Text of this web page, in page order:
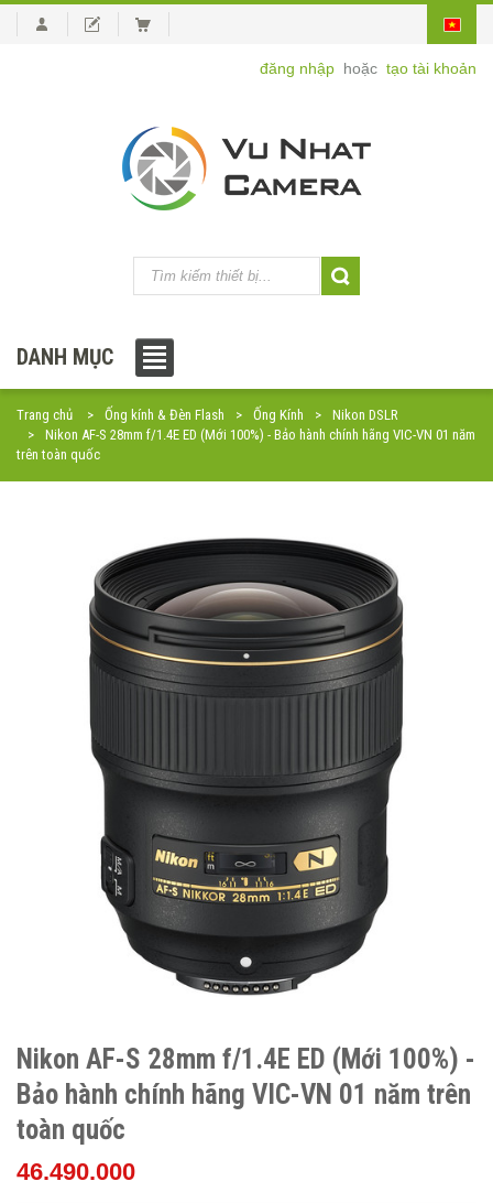
đăng nhập hoặc tạo tài khoản
DANH MỤC
Trang chủ Ống kính & Đèn Flash Ống Kính
Nikon DSLR
Nikon AF-S 28mm f/1.4E ED (Mới 100%) - Bảo hành chính hãng VIC-VN 01 năm
trên toàn quốc
Nikon AF-S 28mm f/1.4E ED (Mới 100%) -
Bảo hành chính hãng VIC-VN 01 năm trên
toàn quốc
46.490.000